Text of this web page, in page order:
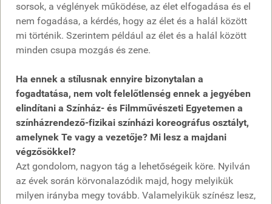
sorsok, a véglények működése, az élet elfogadása és el
nem fogadása, a kérdés, hogy az élet és a halál között
mi történik. Szerintem például az élet és a halál között
minden csupa mozgás és zene.
Ha ennek a stílusnak ennyire bizonytalan a
fogadtatása, nem volt felelőtlenség ennek a jegyében
elindítani a Színház- és Filmművészeti Egyetemen a
színházrendező-fizikai színházi koreográfus osztályt,
amelynek Te vagy a vezetője? Mi lesz a majdani
végzősökkel?
Azt gondolom, nagyon tág a lehetőségeik köre. Nyilván
az évek során körvonalazódik majd, hogy melyikük
milyen irányba megy tovább. Valamelyikük színész lesz,